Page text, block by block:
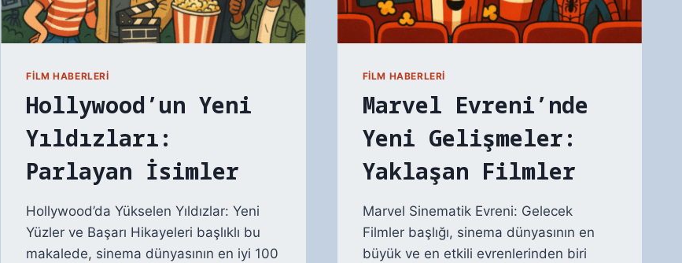
FILM HABERLERI
Hollywood’un Yeni
Yıldızları:
Parlayan İsimler
Hollywood’da Yükselen Yıldızlar: Yeni
Yüzler ve Başarı Hikayeleri başlıklı bu
makalede, sinema dünyasının en iyi 100
FILM HABERLERI
Marvel Evreni’nde
Yeni Gelişmeler:
Yaklaşan Filmler
Marvel Sinematik Evreni: Gelecek
Filmler başlığı, sinema dünyasının en
büyük ve en etkili evrenlerinden biri